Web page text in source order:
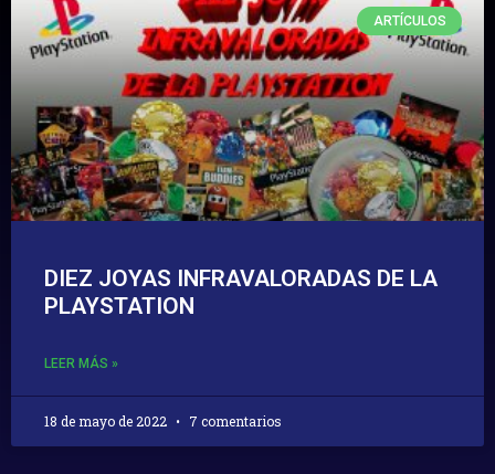
ARTÍCULOS
DIEZ JOYAS INFRAVALORADAS DE LA
PLAYSTATION
LEER MÁS »
18 de mayo de 2022 7 comentarios